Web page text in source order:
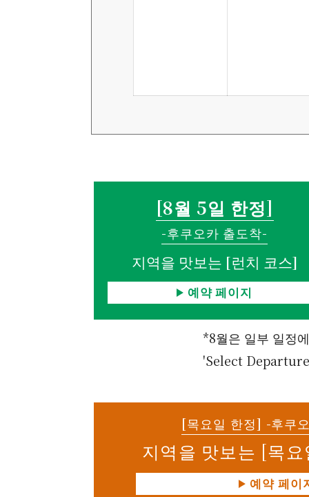
[8월 5일 한정]
-후쿠오카 출도착-
지역을 맛보는 [런치 코스]
예약 페이지
*8월은 일부 일정
'Select Departure
[목요일 한정] -후쿠
지역을 맛보는 [목
예약 페이